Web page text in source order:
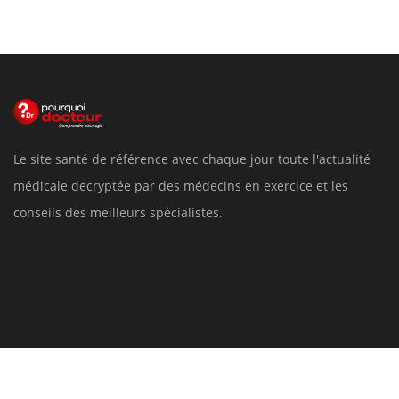
Le site santé de référence avec chaque jour toute l'actualité
médicale decryptée par des médecins en exercice et les
conseils des meilleurs spécialistes.